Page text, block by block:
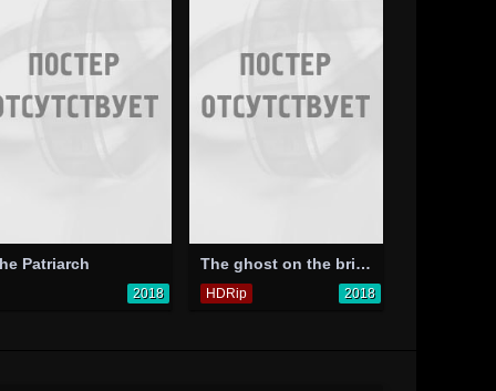
Patriarch
2018
The ghost on the bridge
HDRip 2018